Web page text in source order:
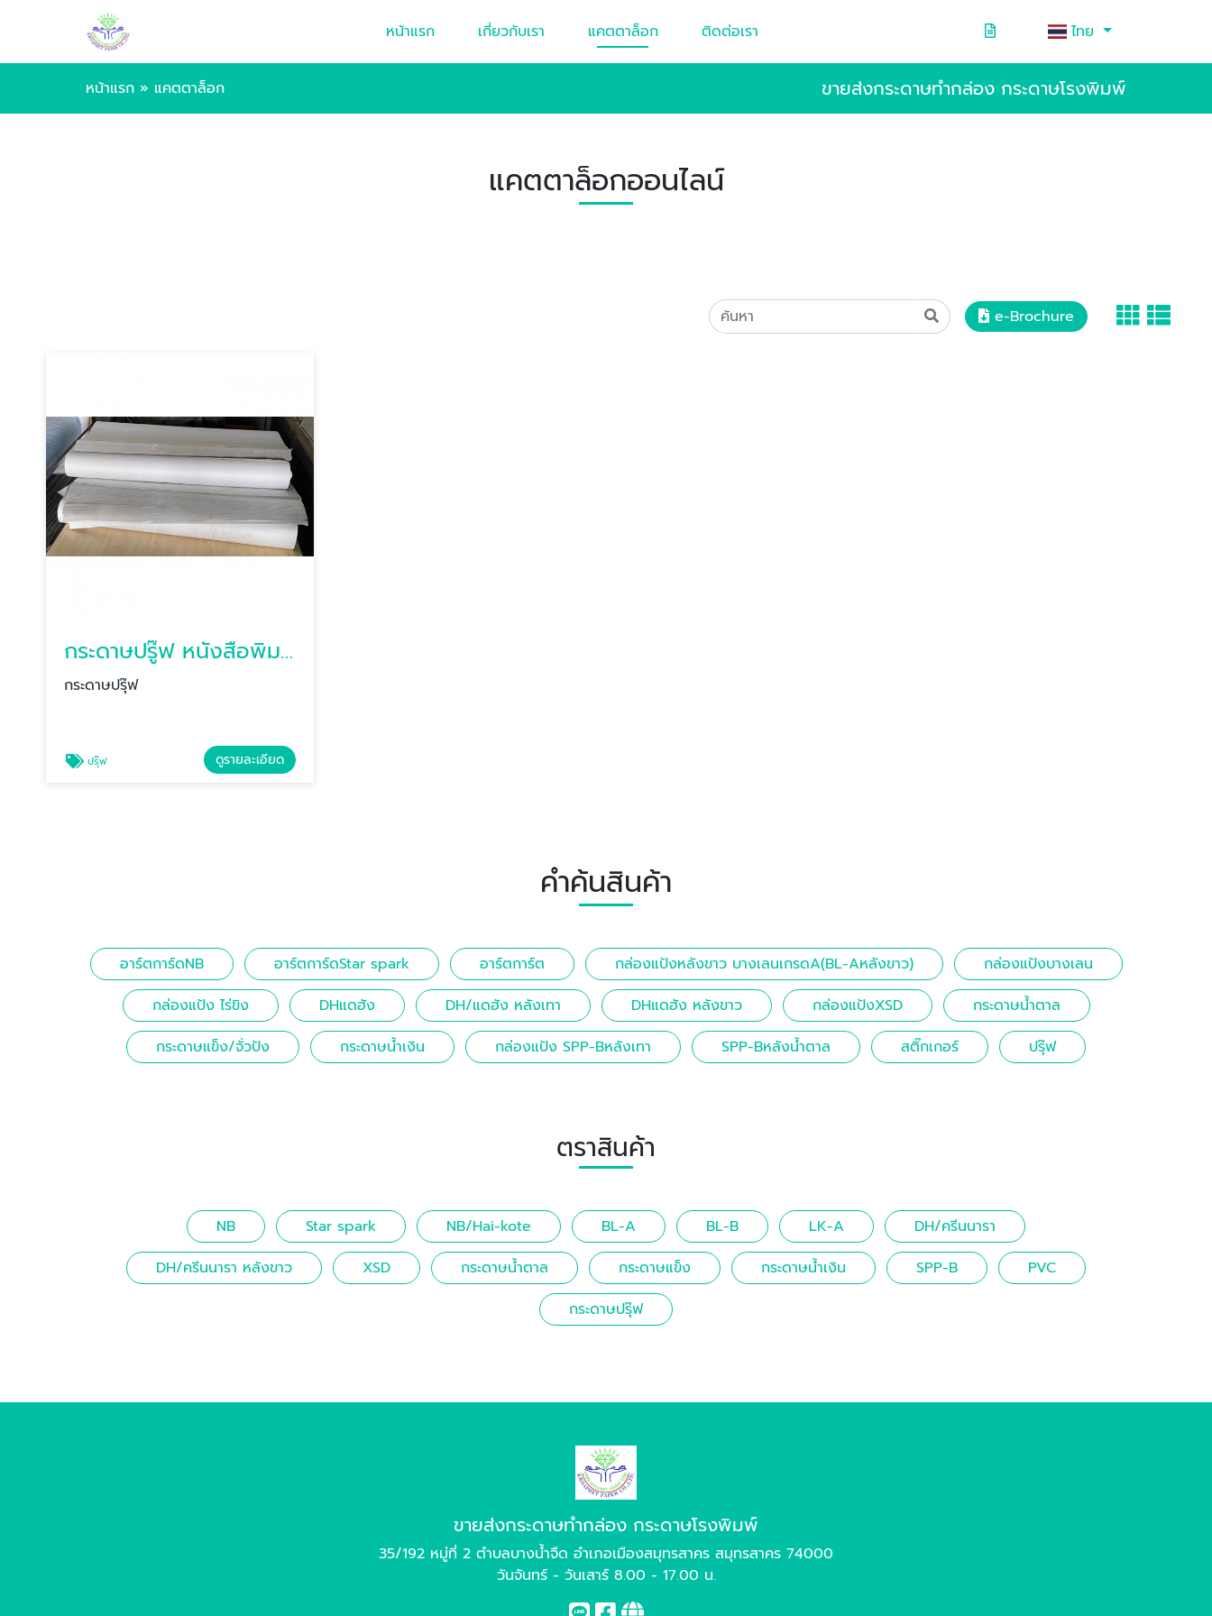
หน้าแรก เกี่ยวกับเรา แคตตาล็อก ติดต่อเรา ไทย
หน้าแรก » แคตตาล็อก ขายส่งกระดาษทำกล่อง กระดาษโรงพิมพ์
แคตตาล็อกออนไลน์
e-Brochure
กระดาษปรู๊ฟ หนังสือพิมพ์
กระดาษปรุ๊ฟ
ปรุ๊ฟ ดูรายละเอียด
คำค้นสินค้า
อาร์ตการ์ดNB อาร์ตการ์ดStar spark อาร์ตการ์ต กล่องแป้งหลังขาว บางเลนเกรดA(BL-Aหลังขาว)
กล่องแป้งบางเลน
กล่องแป้ง ไร่ขิง
DHแดฮัง DH/แดฮัง หลังเทา DHแดฮัง หลังขาว กล่องแป้งXSD
กระดาษน้ำตาล
กระดาษแข็ง/จั่วปัง
กระดาษน้ำเงิน กล่องแป้ง SPP-Bหลังเทา SPP-Bหลังน้ำตาล สติ๊กเกอร์ ปรุ๊ฟ
ตราสินค้า
NB Star spark NB/Hai-kote BL-A BL-B LK-A
DH/ครีนนารา
DH/ครีนนารา หลังขาว
XSD กระดาษน้ำตาล กระดาษแข็ง กระดาษน้ำเงิน SPP-B
PVC
กระดาษปรุ๊ฟ
ขายส่งกระดาษทำกล่อง กระดาษโรงพิมพ์
35/192 หมู่ที่ 2 ตำบลบางน้ำจืด อำเภอเมืองสมุทรสาคร สมุทรสาคร 74000
วันจันทร์ - วันเสาร์ 8.00 - 17.00 น.